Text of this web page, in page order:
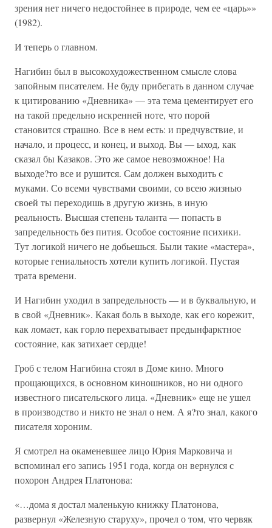
зрения нет ничего недостойнее в природе, чем ее «царь»»
(1982).
И теперь о главном.
Нагибин был в высокохудожественном смысле слова
запойным писателем. Не буду прибегать в данном случае
к цитированию «Дневника» — эта тема цементирует его
на такой предельно искренней ноте, что порой
становится страшно. Все в нем есть: и предчувствие, и
начало, и процесс, и конец, и выход. Вы — ыход, как
сказал бы Казаков. Это же самое невозможное! На
выходе?то все и рушится. Сам должен выходить с
муками. Со всеми чувствами своими, со всею жизнью
своей ты переходишь в другую жизнь, в иную
реальность. Высшая степень таланта — попасть в
запредельность без пития. Особое состояние психики.
Тут логикой ничего не добьешься. Были такие «мастера»,
которые гениальность хотели купить логикой. Пустая
трата времени.
И Нагибин уходил в запредельность — и в буквальную, и
в свой «Дневник». Какая боль в выходе, как его корежит,
как ломает, как горло перехватывает предынфарктное
состояние, как затихает сердце!
Гроб с телом Нагибина стоял в Доме кино. Много
прощающихся, в основном киношников, но ни одного
известного писательского лица. «Дневник» еще не ушел
в производство и никто не знал о нем. А я?то знал, какого
писателя хороним.
Я смотрел на окаменевшее лицо Юрия Марковича и
вспоминал его запись 1951 года, когда он вернулся с
похорон Андрея Платонова:
«…дома я достал маленькую книжку Платонова,
развернул «Железную старуху», прочел о том, что червяк